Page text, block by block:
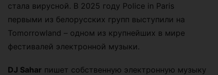
стала вирусной. В 2025 году Police in Paris
первыми из белорусских групп выступили на
Tomorrowland – одном из крупнейших в мире
фестивалей электронной музыки.
DJ Sahar пишет собственную электронную музыку